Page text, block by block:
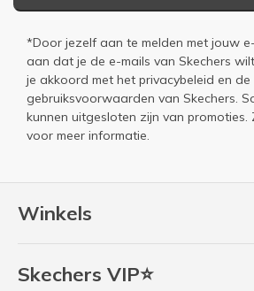
Winkels
Skechers VIP⭐
*Door jezelf aan te melden met jouw
aan dat je de e-mails van Skechers
je akkoord met het privacybeleid en de
gebruiksvoorwaarden van Skechers.
kunnen uitgesloten zijn van promoties.
voor meer informatie.